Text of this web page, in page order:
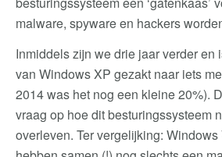
malware, spyware en hackers
Inmiddels zijn we drie jaar verder en
van Windows XP gezakt naar iets
2014 was het nog een kleine 20%).
vraag op hoe dit besturingssysteem
overleven. Ter vergelijking: